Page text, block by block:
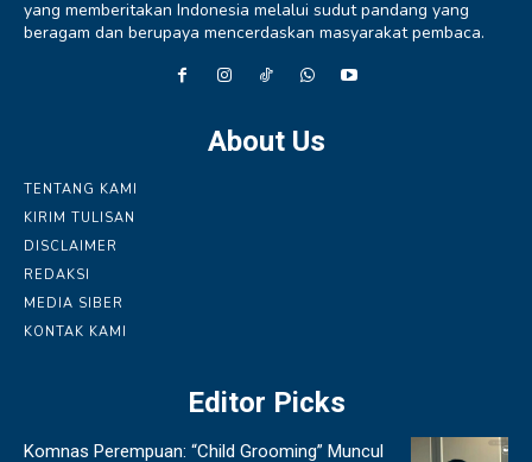
yang memberitakan Indonesia melalui sudut pandang yang
beragam dan berupaya mencerdaskan masyarakat pembaca.
About Us
TENTANG KAMI
KIRIM TULISAN
DISCLAIMER
REDAKSI
MEDIA SIBER
KONTAK KAMI
Editor Picks
Komnas Perempuan: “Child Grooming” Muncul